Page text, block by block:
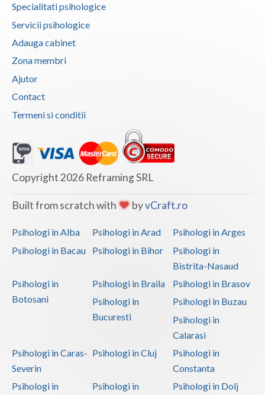
Specialitati psihologice
Servicii psihologice
Adauga cabinet
Zona membri
Ajutor
Contact
Termeni si conditii
Copyright 2026 Reframing SRL
Built from scratch with byvCraft.ro
Psihologi in Alba Psihologi in Arad
Psihologi in Arges
Psihologi in Bacau
Psihologi in Bihor
Psihologi in
Bistrita-Nasaud
Psihologi in
Botosani
Psihologi in Braila
Psihologi in Brasov
Psihologi in
Bucuresti
Psihologi in Buzau
Psihologi in
Calarasi
Psihologi in Caras-
Severin
Psihologi in Cluj
Psihologi in
Constanta
Psihologi in
Psihologi in
Psihologi in Dolj